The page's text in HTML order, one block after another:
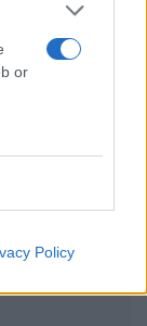
or
Policy
la
mette al
Puglia